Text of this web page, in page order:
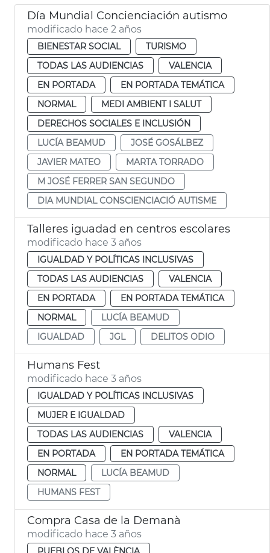
Día Mundial Concienciación autismo
modificado hace 2 años
BIENESTAR SOCIAL
TURISMO
TODAS LAS AUDIENCIAS
VALENCIA
EN PORTADA
EN PORTADA TEMÁTICA
NORMAL
MEDI AMBIENT I SALUT
DERECHOS SOCIALES E INCLUSIÓN
LUCÍA BEAMUD
JOSÉ GOSÁLBEZ
JAVIER MATEO
MARTA TORRADO
M JOSÉ FERRER SAN SEGUNDO
DIA MUNDIAL CONSCIENCIACIÓ AUTISME
Talleres iguadad en centros escolares
modificado hace 3 años
IGUALDAD Y POLÍTICAS INCLUSIVAS
TODAS LAS AUDIENCIAS
VALENCIA
EN PORTADA
EN PORTADA TEMÁTICA
NORMAL
LUCÍA BEAMUD
IGUALDAD
JGL DELITOS ODIO
Humans Fest
modificado hace 3 años
IGUALDAD Y POLÍTICAS INCLUSIVAS
MUJER E IGUALDAD
TODAS LAS AUDIENCIAS
VALENCIA
EN PORTADA
EN PORTADA TEMÁTICA
NORMAL
LUCÍA BEAMUD
HUMANS FEST
Compra Casa de la Demanà
modificado hace 3 años